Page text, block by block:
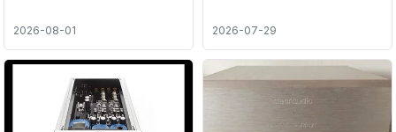
2026-08-01 2026-07-29